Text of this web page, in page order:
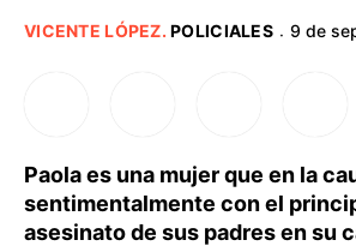
VICENTE LÓPEZ.POLICIALES · 9 de
Paola es una mujer que en la
sentimentalmente con el
asesinato de sus padres en su